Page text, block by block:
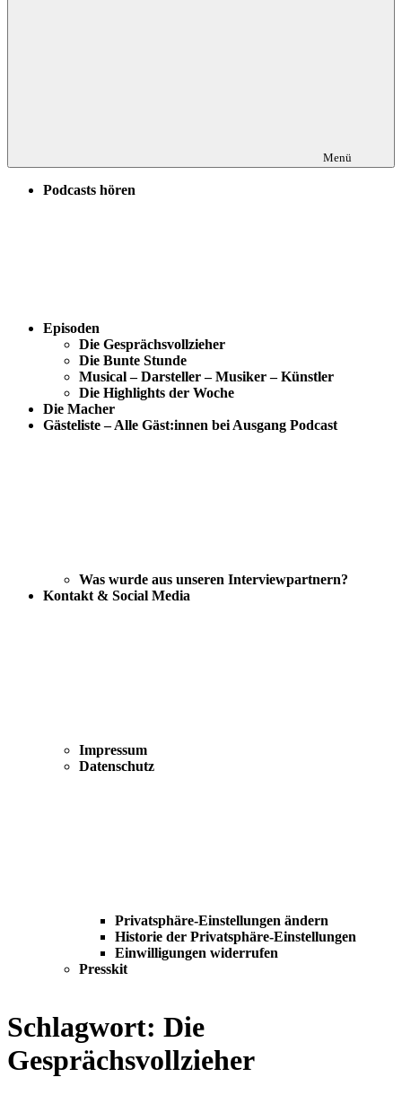
Menü
Podcasts hören
Episoden
Die Gesprächsvollzieher
Die Bunte Stunde
Musical – Darsteller – Musiker – Künstler
Die Highlights der Woche
Die Macher
Gästeliste – Alle Gäst:innen bei Ausgang Podcast
Was wurde aus unseren Interviewpartnern?
Kontakt & Social Media
Impressum
Datenschutz
Privatsphäre-Einstellungen ändern
Historie der Privatsphäre-Einstellungen
Einwilligungen widerrufen
Presskit
Schlagwort: Die
Gesprächsvollzieher